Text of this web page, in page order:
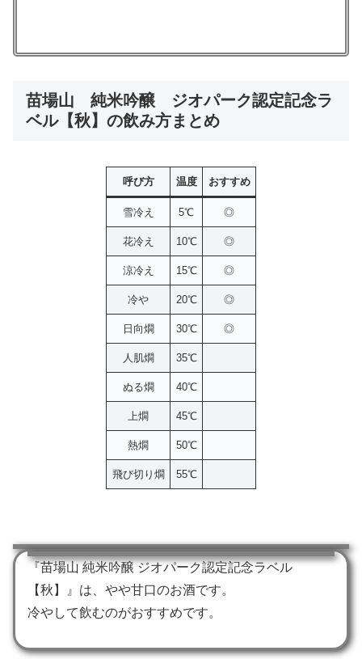
苗場山 純米吟醸 ジオパーク認定記念ラ
ベル【秋】の飲み方まとめ
呼び方 温度 おすすめ
雪冷え 5℃ ◎
花冷え 10℃ ◎
涼冷え 15℃ ◎
冷や 20℃ ◎
日向燗 30℃ ◎
人肌燗 35℃
ぬる燗 40℃
上燗 45℃
熱燗 50℃
飛び切り燗 55℃
『苗場山 純米吟醸 ジオパーク認定記念ラベル
【秋】』は、やや甘口のお酒です。
冷やして飲むのがおすすめです。